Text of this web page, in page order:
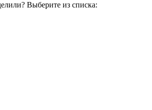
Выберите из списка: